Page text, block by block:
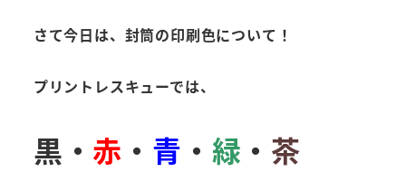
さて今日は、封筒の印刷色について！
プリントレスキューでは、
黒・ 赤 ・ 青 ・ 緑 ・ 茶